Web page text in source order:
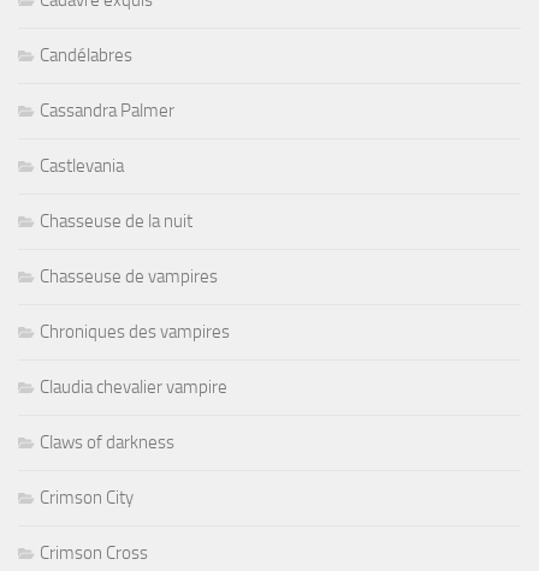
Candélabres
Cassandra Palmer
Castlevania
Chasseuse de la nuit
Chasseuse de vampires
Chroniques des vampires
Claudia chevalier vampire
Claws of darkness
Crimson City
Crimson Cross